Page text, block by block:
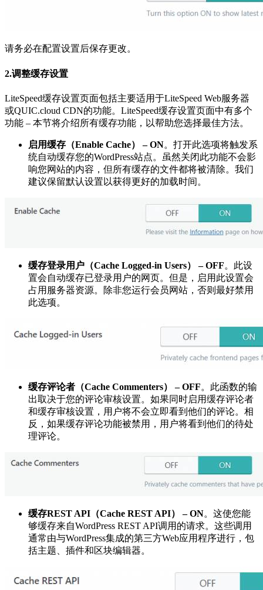
请务必在配置设置后保存更改。
2.调整缓存设置
LiteSpeed缓存设置页面包括主要适用于LiteSpeed Web服务器
或QUIC.cloud CDN的功能。LiteSpeed缓存设置页面中有多个
功能 – 本节将介绍所有缓存功能，以帮助您选择最佳方法。
启用缓存（Enable Cache） – ON。打开此选项将触发系
统自动缓存您的WordPress站点。虽然关闭此功能不会影
响您网站的内容，但所有缓存的文件都将被清除。我们
建议保留默认设置以获得更好的加载时间。
缓存登录用户（Cache Logged-in Users） – OFF。此设
置会自动缓存已登录用户的网页。但是，启用此设置会
占用服务器资源。除非您运行会员网站，否则最好禁用
此选项。
缓存评论者（Cache Commenters） – OFF。此函数的输
出取决于您的评论审核设置。如果同时启用缓存评论者
和缓存审核设置，用户将不会立即看到他们的评论。相
反，如果缓存评论功能被禁用，用户将看到他们的待处
理评论。
缓存REST API（Cache REST API） – ON。这使您能
够缓存来自WordPress REST API调用的请求。这些调用
通常由与WordPress集成的第三方Web应用程序进行，包
括主题、插件和区块编辑器。